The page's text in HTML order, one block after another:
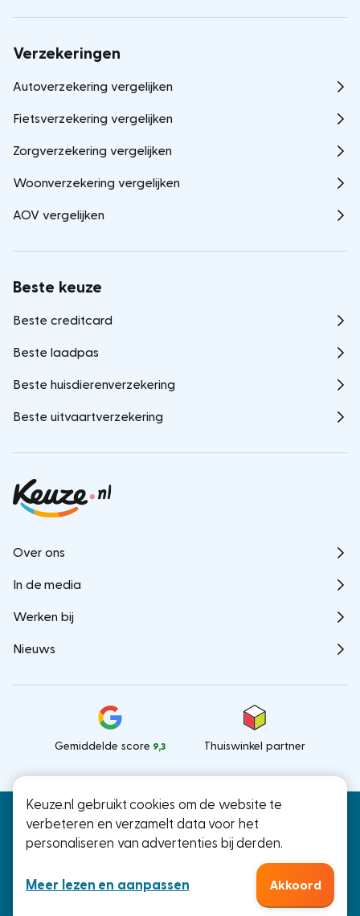
Keuze.nl gebruikt cookies om de website te
verbeteren en verzamelt data voor het
personaliseren van advertenties bij derden.
Meer lezen en aanpassen Akkoord
Over ons
In de media
Werken bij
Nieuws
Gemiddelde score 9,3 Thuiswinkel partner
Verzekeringen
Autoverzekering vergelijken
Fietsverzekering vergelijken
Zorgverzekering vergelijken
Woonverzekering vergelijken
AOV vergelijken
Beste keuze
Beste creditcard
Beste laadpas
Beste huisdierenverzekering
Beste uitvaartverzekering
Keuze.nl B.V.
Ramstraat 27, Utrecht
Algemene voorwaarden